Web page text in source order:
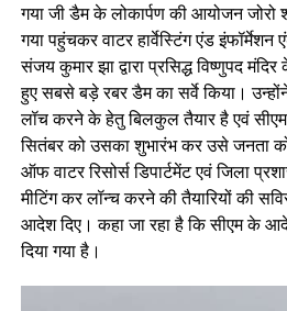
गया जी डैम के लोकार्पण की आयोजन जोरो
गया पहुंचकर वाटर हार्वेस्टिंग एंड इंफॉर्मेशन
संजय कुमार झा द्वारा प्रसिद्ध विष्णुपद
हुए सबसे बड़े रबर डैम का सर्वे किया।
लॉच करने के हेतु बिलकुल तैयार है एवं
सितंबर को उसका शुभारंभ कर उसे जनता
ऑफ वाटर रिसोर्स डिपार्टमेंट एवं जिला
मीटिंग कर लॉन्च करने की तैयारियों की
आदेश दिए। कहा जा रहा है कि सीएम के
दिया गया है।